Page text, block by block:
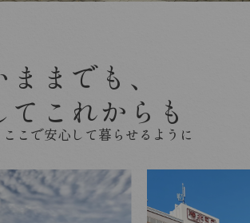
ままでも、
てこれからも
こで安心して暮らせるように